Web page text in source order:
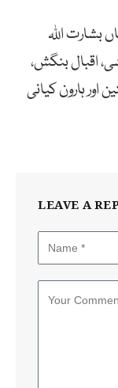
بشارت اللہ
اقبال بنگش،
ہارون کیانی
LEAVE A